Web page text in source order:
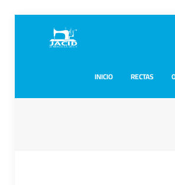
INICIO RECTAS